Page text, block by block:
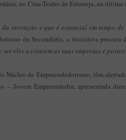
no Cine-Teatro de Estarreja, na última
inovação e que é essencial em tempo
da Secundária, a iniciativa procura
eles a criarem as suas empresas e
Núcleo de Empreendedorismo, têm
Jovem Empreendedor, apresentada